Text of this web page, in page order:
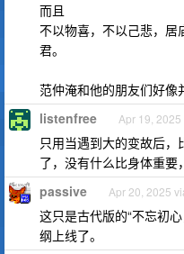
而且
不以物喜，不以己悲，居
君。
范仲淹和他的朋友们好像
listenfree Apr 19, 2025
只用当遇到大的变故后
了，没有什么比身体重要
passive Apr 20, 2025
这只是古代版的“不忘初
纲上线了。